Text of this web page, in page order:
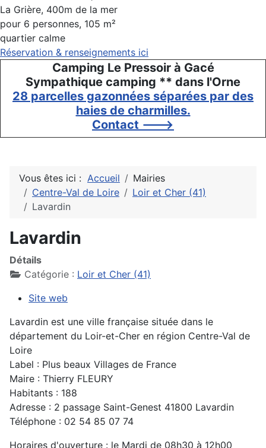
La Grière, 400m de la mer
pour 6 personnes, 105 m²
quartier calme
Réservation & renseignements ici
Camping Le Pressoir à Gacé
Sympathique camping ** dans l'Orne
28 parcelles gazonnées séparées par des
haies de charmilles.
Contact --->
Vous êtes ici : Accueil
Mairies
Centre-Val de Loire
Loir et Cher (41)
Lavardin
Lavardin
Détails
Catégorie : Loir et Cher (41)
Site web
Lavardin est une ville française située dans le
département du Loir-et-Cher en région Centre-Val de
Loire
Label : Plus beaux Villages de France
Maire : Thierry FLEURY
Habitants : 188
Adresse : 2 passage Saint-Genest 41800 Lavardin
Téléphone : 02 54 85 07 74
Horaires d'ouverture : le Mardi de 08h30 à 12h00